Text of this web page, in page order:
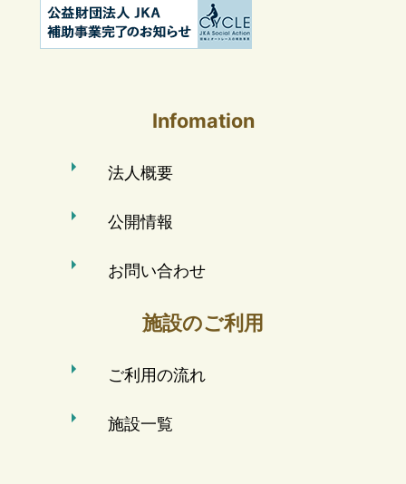
Infomation
法人概要
公開情報
お問い合わせ
施設のご利用
ご利用の流れ
施設一覧